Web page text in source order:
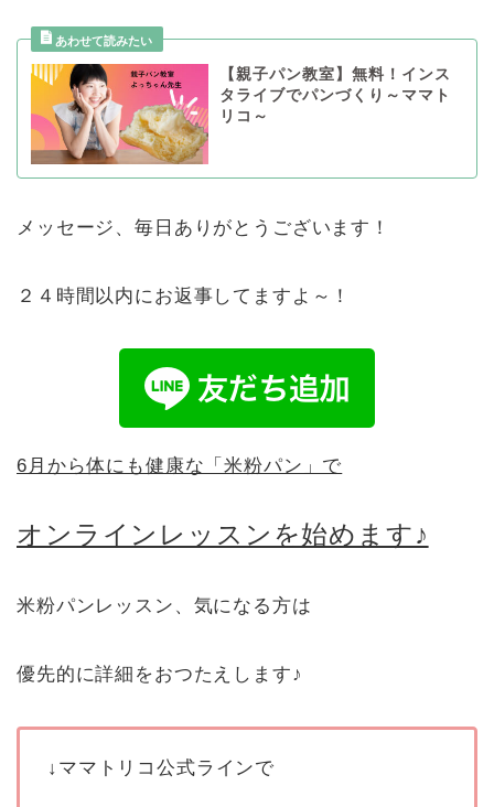
【親子パン教室】無料！インス
タライブでパンづくり～ママト
リコ～
メッセージ、毎日ありがとうございます！
２４時間以内にお返事してますよ～！
6月から体にも健康な「米粉パン」で
オンラインレッスンを始めます♪
米粉パンレッスン、気になる方は
優先的に詳細をおつたえします♪
↓ママトリコ公式ラインで